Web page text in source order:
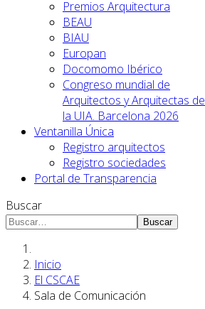
Premios Arquitectura
BEAU
BIAU
Europan
Docomomo Ibérico
Congreso mundial de
Arquitectos y Arquitectas de
la UIA. Barcelona 2026
Ventanilla Única
Registro arquitectos
Registro sociedades
Portal de Transparencia
Buscar
Buscar
Inicio
El CSCAE
Sala de Comunicación